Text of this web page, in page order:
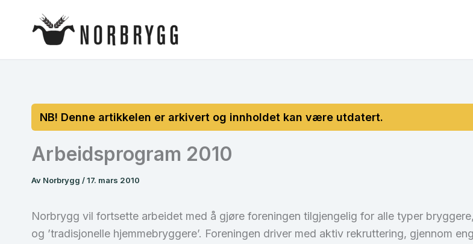
Arbeidsprogram 2010
Av Norbrygg /17. mars 2010
Norbrygg vil fortsette arbeidet med å gjøre foreningen tilgjengelig for alle typer
og ’tradisjonelle hjemmebryggere’. Foreningen driver med aktiv rekruttering, gjennom